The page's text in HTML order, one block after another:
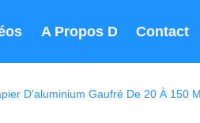
A Propos De Nous
Contact
D'aluminium Gaufré De 20 À 150